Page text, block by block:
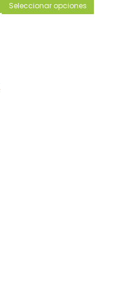
Seleccionar opciones